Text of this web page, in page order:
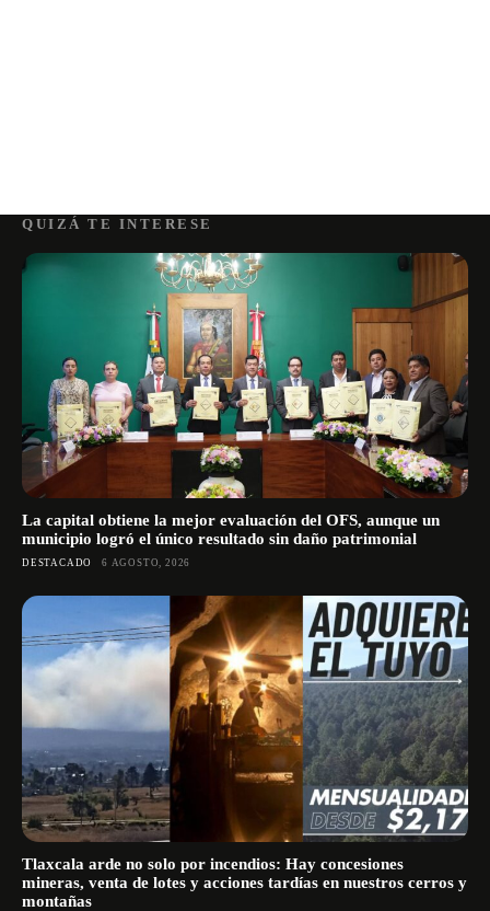
QUIZÁ TE INTERESE
La capital obtiene la mejor evaluación del OFS, aunque un
municipio logró el único resultado sin daño patrimonial
DESTACADO 6 AGOSTO, 2026
Tlaxcala arde no solo por incendios: Hay concesiones
mineras, venta de lotes y acciones tardías en nuestros cerros y
montañas